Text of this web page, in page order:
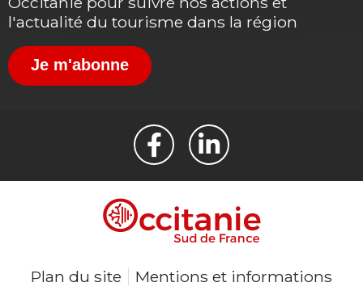
l'actualité du tourisme dans la région
Je m'abonne
Plan du site Mentions et informations